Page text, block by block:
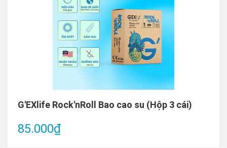
G'EXlife Rock'nRoll Bao cao su (Hộp 3 cái)
85.000₫